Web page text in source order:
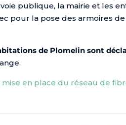
publique, la mairie et les
pour la pose des armoires
de Plomelin sont
en place du réseau de